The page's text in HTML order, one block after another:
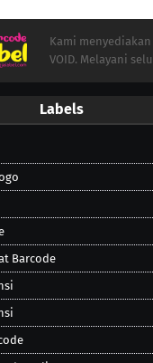
Kami
VOID. Melayani
Labels
Barcode